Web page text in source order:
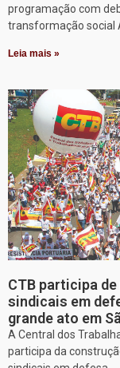
programação com
transformação social
Leia mais »
CTB participa
sindicais em
grande ato em
A Central dos
participa da